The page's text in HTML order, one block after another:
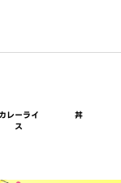
カレーライ
ス
丼